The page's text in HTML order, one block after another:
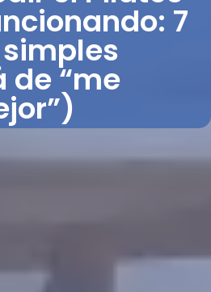
7
de “me